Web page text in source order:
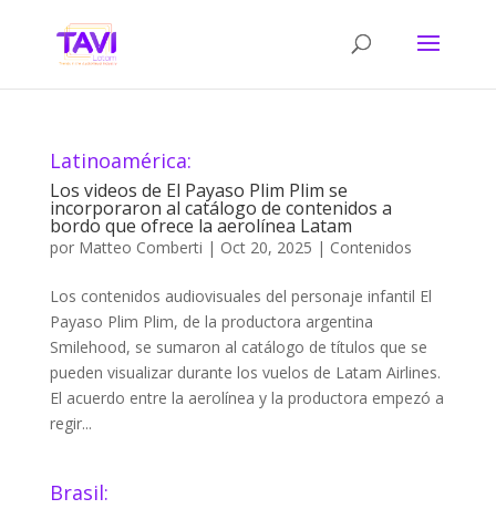
Latinoamérica:
Los videos de El Payaso Plim Plim se
incorporaron al catálogo de contenidos a
bordo que ofrece la aerolínea Latam
por Matteo Comberti | Oct 20, 2025 | Contenidos
Los contenidos audiovisuales del personaje infantil El
Payaso Plim Plim, de la productora argentina
Smilehood, se sumaron al catálogo de títulos que se
pueden visualizar durante los vuelos de Latam Airlines.
El acuerdo entre la aerolínea y la productora empezó a
regir...
Brasil: